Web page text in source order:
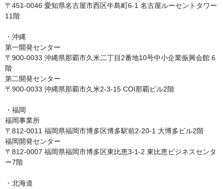
〒451-0046 愛知県名古屋市西区牛島町6-1 名古屋ルーセントタワー
11階
・沖縄
第一開発センター
〒900-0033 沖縄県那覇市久米二丁目2番地10号中小企業振興会館 6
階
第二開発センター
〒900-0033 沖縄県那覇市久米2-3-15 COI那覇ビル2階
・福岡
福岡事業所
〒812-0011 福岡県福岡市博多区博多駅前2-20-1 大博多ビル2階
福岡開発センター
〒812-0007 福岡県福岡市博多区東比恵3-1-2 東比恵ビジネスセンタ
ー7階
・北海道